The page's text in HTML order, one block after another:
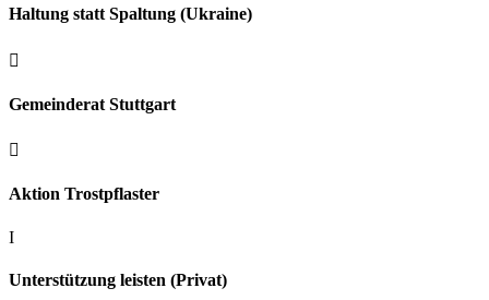
Haltung statt Spaltung (Ukraine)

Gemeinderat Stuttgart

Aktion Trostpflaster
I
Unterstützung leisten (Privat)